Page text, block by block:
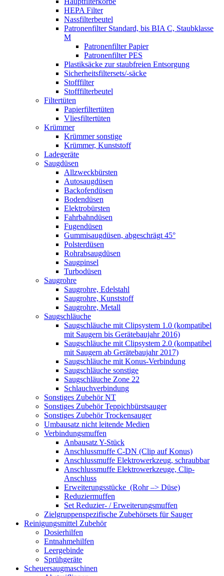
HEPA Filter
Nassfilterbeutel
Patronenfilter Standard, bis BIA C, Staubklasse
M
Patronenfilter Papier
Patronenfilter PES
Plastiksäcke zur staubfreien Entsorgung
Sicherheitsfiltersets/-säcke
Stofffilter
Stofffilterbeutel
Filtertüten
Papierfiltertüten
Vliesfiltertüten
Krümmer
Krümmer sonstige
Krümmer, Kunststoff
Ladegeräte
Saugdüsen
Allzweckbürsten
Autosaugdüsen
Backofendüsen
Bodendüsen
Elektrobürsten
Fahrbahndüsen
Fugendüsen
Gummisaugdüsen, abgeschrägt 45°
Polsterdüsen
Rohrabsaugdüsen
Saugpinsel
Turbodüsen
Saugrohre
Saugrohre, Edelstahl
Saugrohre, Kunststoff
Saugrohre, Metall
Saugschläuche
Saugschläuche mit Clipsystem 1.0 (kompatibel
mit Saugern bis Gerätebaujahr 2016)
Saugschläuche mit Clipsystem 2.0 (kompatibel
mit Saugern ab Gerätebaujahr 2017)
Saugschläuche mit Konus-Verbindung
Saugschläuche sonstige
Saugschläuche Zone 22
Schlauchverbindung
Sonstiges Zubehör NT
Sonstiges Zubehör Teppichbürstsauger
Sonstiges Zubehör Trockensauger
Umbausatz nicht leitende Medien
Verbindungsmuffen
Anbausatz Y-Stück
Anschlussmuffe C-DN (Clip auf Konus)
Anschlussmuffe Elektrowerkzeug, schraubbar
Anschlussmuffe Elektrowerkzeuge, Clip-
Anschluss
Erweiterungsstücke (Rohr –> Düse)
Reduziermuffen
Set Reduzier- / Erweiterungsmuffen
Zielgruppenspezifische Zubehörsets für Sauger
Reinigungsmittel Zubehör
Dosierhilfen
Entnahmehilfen
Leergebinde
Sprühgeräte
Scheuersaugmaschinen